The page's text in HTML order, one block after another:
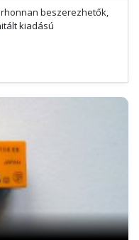
beszerezhetők,
kiadású